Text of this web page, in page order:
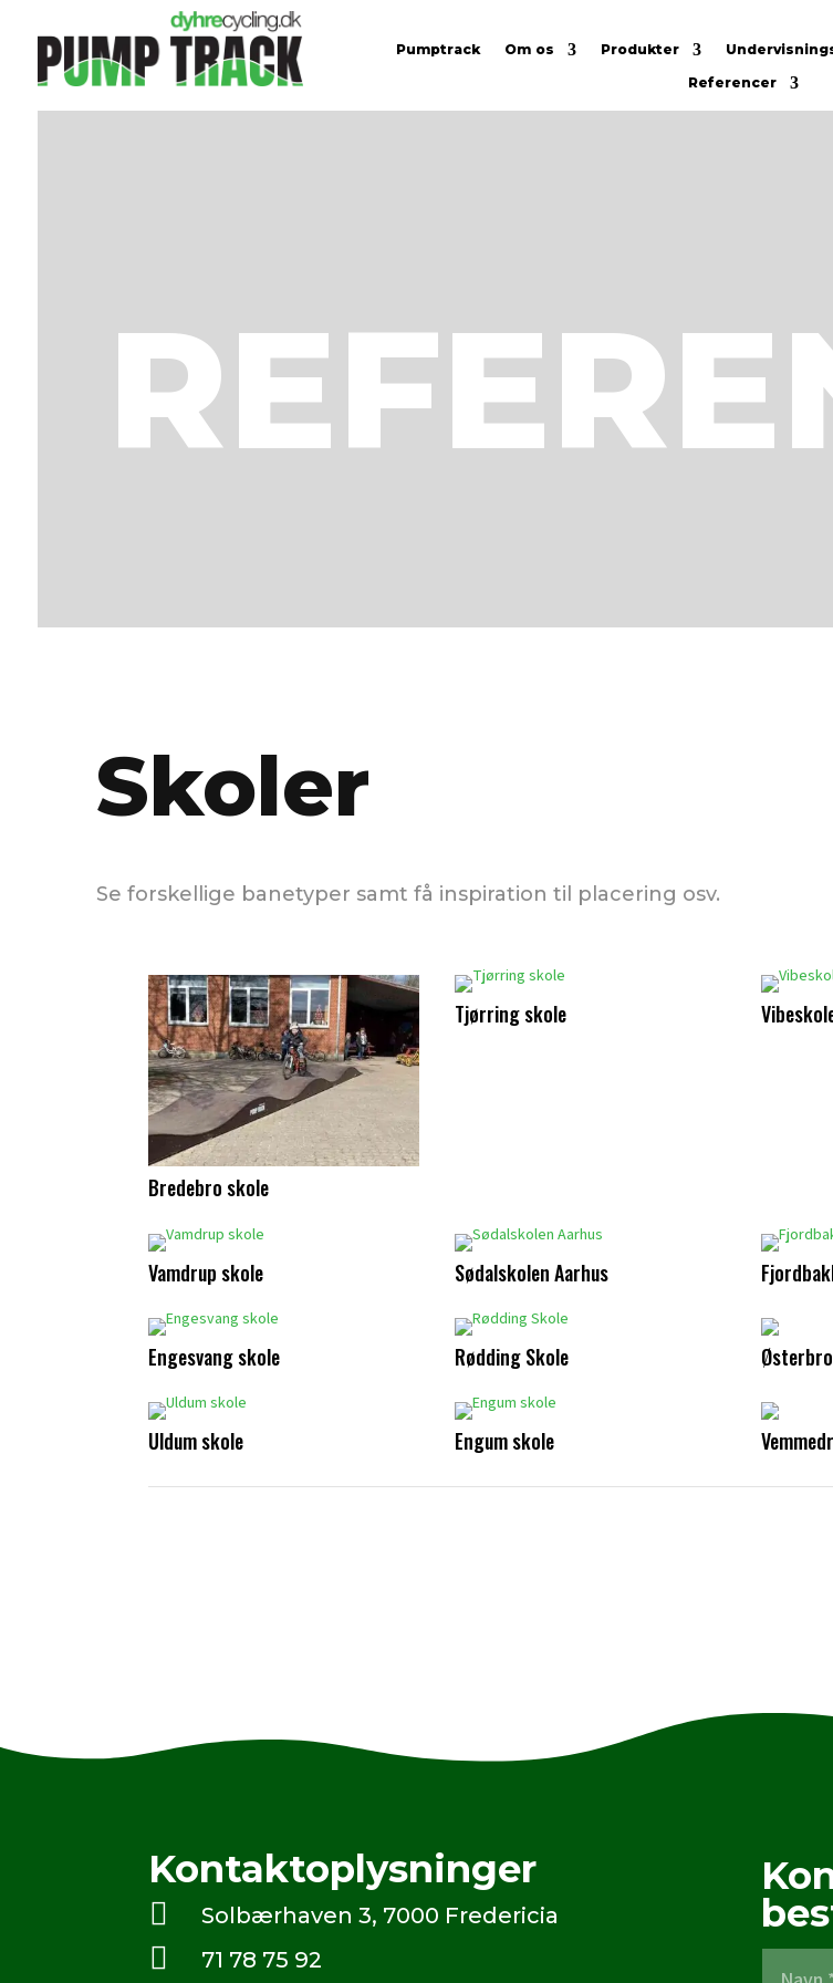
Pumptrack Om os Produkter
Referencer
Skoler
Se forskellige banetyper samt få inspiration til placering osv.
Bredebro skole
Tjørring skole
Vamdrup skole Sødalskolen Aarhus
Engesvang skole Rødding Skole
Uldum skole Engum skole
Kontaktoplysninger
 Solbærhaven 3, 7000 Fredericia
 71 78 75 92